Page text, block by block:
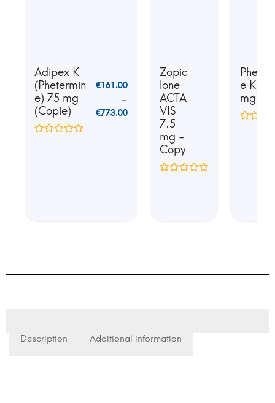
Adipex K
(Phetermin
e) 75 mg
(Copie)
€161.00
–
€773.00
Zopic
lone
ACTA
VIS
7.5
mg -
Copy
e K25
mg
Description Additional information